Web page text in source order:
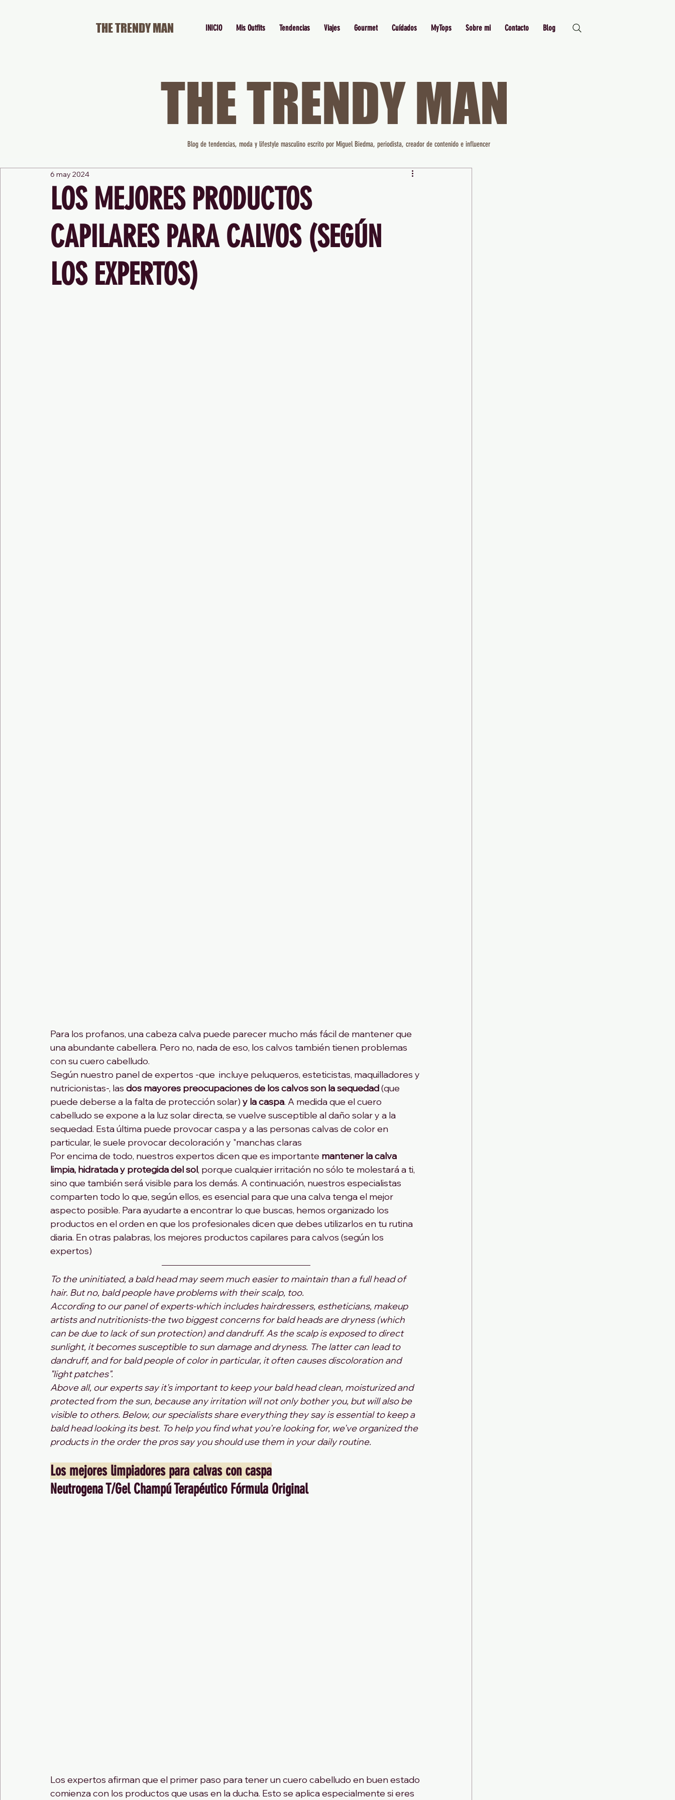
INICIO Mis Outfits Tendencias Viajes Gourmet Cuídados MyTops Sobre mi Contacto Blog
THE TRENDY MAN
LOS MEJORES PRODUCTOS
CAPILARES PARA CALVOS (SEGÚN
LOS EXPERTOS)
6 may 2024
Para los profanos, una cabeza calva puede parecer mucho más fácil de mantener que
una abundante cabellera. Pero no, nada de eso, los calvos también tienen problemas
con su cuero cabelludo.
Según nuestro panel de expertos -que  incluye peluqueros, esteticistas, maquilladores y
nutricionistas-, las dos mayores preocupaciones de los calvos son la sequedad (que
puede deberse a la falta de protección solar) y la caspa. A medida que el cuero
cabelludo se expone a la luz solar directa, se vuelve susceptible al daño solar y a la
sequedad. Esta última puede provocar caspa y a las personas calvas de color en
particular, le suele provocar decoloración y "manchas claras
Por encima de todo, nuestros expertos dicen que es importante mantener la calva
limpia, hidratada y protegida del sol, porque cualquier irritación no sólo te molestará a ti,
sino que también será visible para los demás. A continuación, nuestros especialistas
comparten todo lo que, según ellos, es esencial para que una calva tenga el mejor
aspecto posible. Para ayudarte a encontrar lo que buscas, hemos organizado los
productos en el orden en que los profesionales dicen que debes utilizarlos en tu rutina
diaria. En otras palabras, los mejores productos capilares para calvos (según los
expertos)
To the uninitiated, a bald head may seem much easier to maintain than a full head of
hair. But no, bald people have problems with their scalp, too.
According to our panel of experts-which includes hairdressers, estheticians, makeup
artists and nutritionists-the two biggest concerns for bald heads are dryness (which
can be due to lack of sun protection) and dandruff. As the scalp is exposed to direct
sunlight, it becomes susceptible to sun damage and dryness. The latter can lead to
dandruff, and for bald people of color in particular, it often causes discoloration and
"light patches".
Above all, our experts say it's important to keep your bald head clean, moisturized and
protected from the sun, because any irritation will not only bother you, but will also be
visible to others. Below, our specialists share everything they say is essential to keep a
bald head looking its best. To help you find what you're looking for, we've organized the
products in the order the pros say you should use them in your daily routine.
Los mejores limpiadores para calvas con caspa
Neutrogena T/Gel Champú Terapéutico Fórmula Original
Los expertos afirman que el primer paso para tener un cuero cabelludo en buen estado
comienza con los productos que usas en la ducha. Esto se aplica especialmente si eres
Blog de tendencias, moda y lifestyle masculino escrito por Miguel Biedma, periodista, creador de contenido e influencer
THE TRENDY MAN